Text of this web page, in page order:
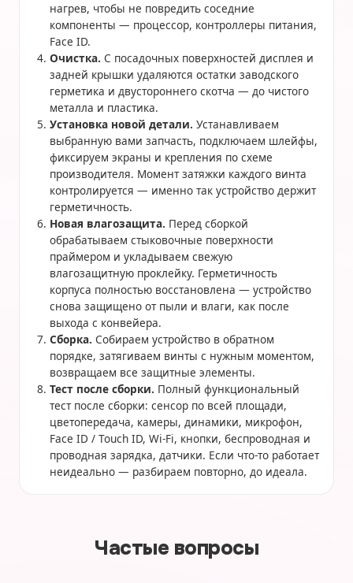
нагрев, чтобы не повредить соседние
компоненты — процессор, контроллеры питания,
Face ID.
Очистка. С посадочных поверхностей дисплея и
задней крышки удаляются остатки заводского
герметика и двустороннего скотча — до чистого
металла и пластика.
Установка новой детали. Устанавливаем
выбранную вами запчасть, подключаем шлейфы,
фиксируем экраны и крепления по схеме
производителя. Момент затяжки каждого винта
контролируется — именно так устройство держит
герметичность.
Новая влагозащита. Перед сборкой
обрабатываем стыковочные поверхности
праймером и укладываем свежую
влагозащитную проклейку. Герметичность
корпуса полностью восстановлена — устройство
снова защищено от пыли и влаги, как после
выхода с конвейера.
Сборка. Собираем устройство в обратном
порядке, затягиваем винты с нужным моментом,
возвращаем все защитные элементы.
Тест после сборки. Полный функциональный
тест после сборки: сенсор по всей площади,
цветопередача, камеры, динамики, микрофон,
Face ID / Touch ID, Wi-Fi, кнопки, беспроводная и
проводная зарядка, датчики. Если что-то работает
неидеально — разбираем повторно, до идеала.
Частые вопросы